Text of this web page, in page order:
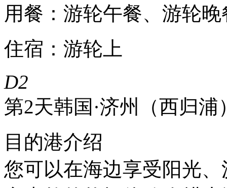
用餐：游轮午餐、游轮晚
住宿：游轮上
D2
第2天韩国·济州（西归浦
目的港介绍
您可以在海边享受阳光